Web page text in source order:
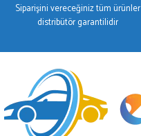
Siparişini vereceğiniz tüm ürünler
distribütör garantilidir